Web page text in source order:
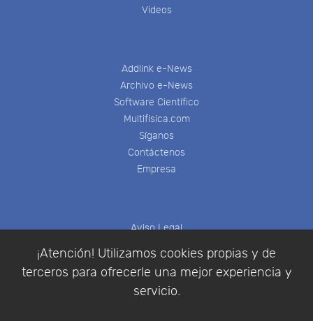
¡Atención! Utilizamos cookies propias y de
terceros para ofrecerle una mejor experiencia y
servicio.
Videos
Addlink e-News
Archivo e-News
Software Científico
Multifisica.com
Síganos
Contáctenos
Empresa
Aviso Legal
Política de Privacidad
Condiciones de compra
Identificarse